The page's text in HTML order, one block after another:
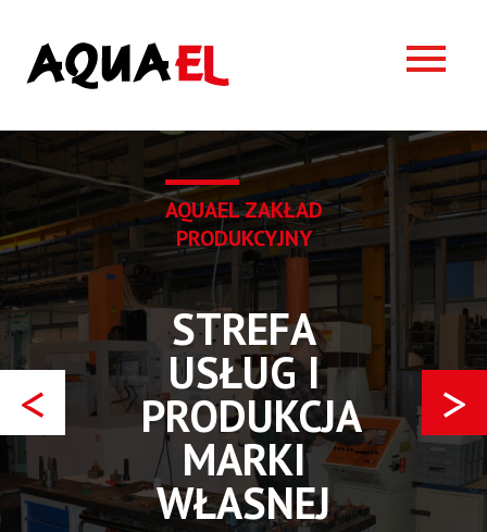
< >
AQUAELZAKŁAD
PRODUKCYJNY
STREFA
USŁUG I
PRODUKCJA
MARKI
WŁASNEJ